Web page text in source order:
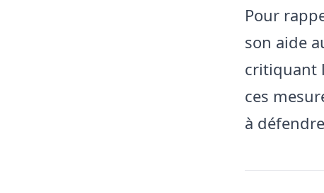
Pour
son aide
critiquant
ces
à